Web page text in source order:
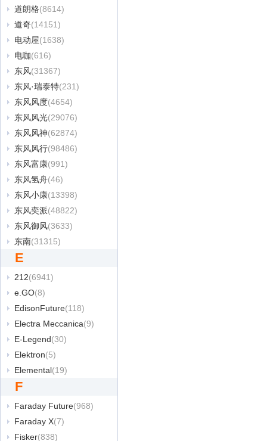
道朗格(8614)
道奇(14151)
电动屋(1638)
电咖(616)
东风(31367)
东风·瑞泰特(231)
东风风度(4654)
东风风光(29076)
东风风神(62874)
东风风行(98486)
东风富康(991)
东风氢舟(46)
东风小康(13398)
东风奕派(48822)
东风御风(3633)
东南(31315)
E
212(6941)
e.GO(8)
EdisonFuture(118)
Electra Meccanica(9)
E-Legend(30)
Elektron(5)
Elemental(19)
F
Faraday Future(968)
Faraday X(7)
Fisker(838)